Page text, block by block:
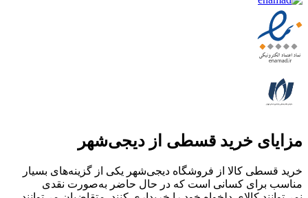
مزایای خرید قسطی از دیجی‌شهر
خرید قسطی کالا از فروشگاه دیجی‌شهر یکی از گزینه‌های بسیار
مناسب برای کسانی است که در حال حاضر به‌صورت نقدی